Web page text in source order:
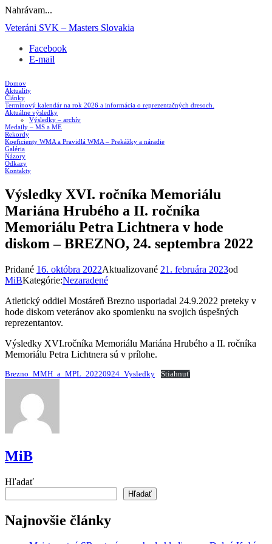
Nahrávam...
Prejsť
obsah
Veteráni SVK – Masters Slovakia
Facebook
E-mail
Domov
Aktuality
Články
Termínový kalendár na rok 2026 a informácia o reprezentačných dresoch.
Aktuálne výsledky
Výsledky – archív
Medaily – MS a ME
Rekordy
Koeficienty WMA a Pravidlá WMA – Prekážky a náradie
Galéria
Názory
Odkazy
Kontakty
Výsledky XVI. ročníka Memoriálu
Mariána Hrubého a II. ročníka
Memoriálu Petra Lichtnera v hode
diskom – BREZNO, 24. septembra 2022
Pridané 16. októbra 2022Aktualizované 21. februára 2023od
MiBKategórie:Nezaradené
Atletický oddiel Mostáreň Brezno usporiadal 24.9.2022 preteky v
hode diskom veteránov ako spomienku na svojich úspešných
reprezentantov.
Výsledky XVI.ročníka Memoriálu Mariána Hrubého a II. ročníka
Memoriálu Petra Lichtnera sú v prílohe.
Brezno_MMH_a_MPL_20220924_Vysledky Stiahnuť
MiB
Hľadať
Hľadať
Najnovšie články